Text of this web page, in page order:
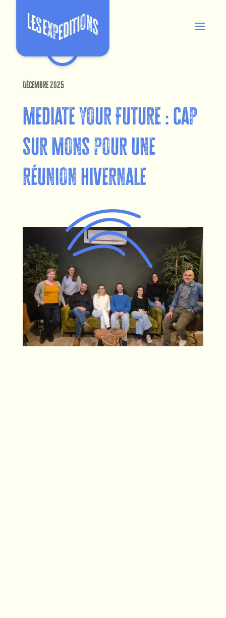
Mediate your Future : cap
sur Mons pour une
réunion hivernale
Décembre 2025